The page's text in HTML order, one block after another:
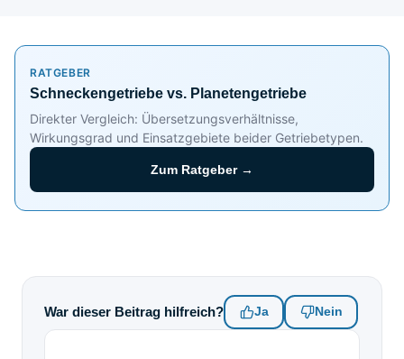
RATGEBER
Schneckengetriebe vs. Planetengetriebe
Direkter Vergleich: Übersetzungsverhältnisse,
Wirkungsgrad und Einsatzgebiete beider Getriebetypen.
Zum Ratgeber →
War dieser Beitrag hilfreich? Ja Nein